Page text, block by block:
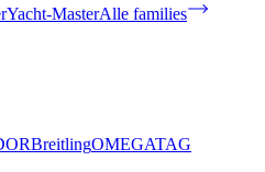
Yacht-MasterAlle families
BreitlingOMEGATAG